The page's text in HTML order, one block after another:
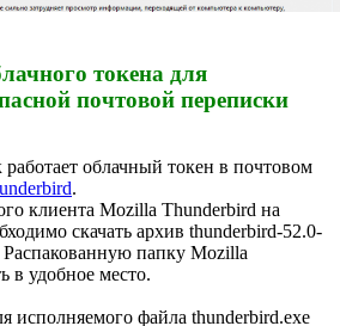
токена для
почтовой переписки
облачный токен в почтовом
.
клиента Mozilla Thunderbird на
скачать архив thunderbird-52.0-
Распакованную папку Mozilla
в удобное место.
исполняемого файла thunderbird.exe